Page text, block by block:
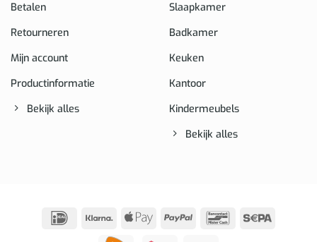
Betalen
Retourneren
Mijn account
Productinformatie
Bekijk alles
Slaapkamer
Badkamer
Keuken
Kantoor
Kindermeubels
Bekijk alles
IDeal Klarna
Apple
PayPal Bancontact